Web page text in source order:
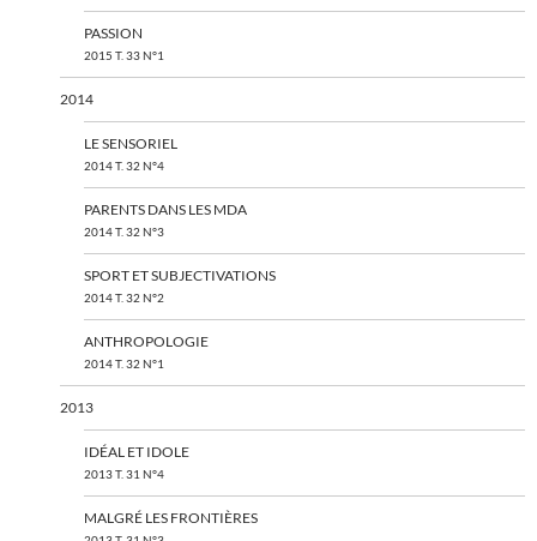
PASSION
2015 T. 33 N°1
2014
LE SENSORIEL
2014 T. 32 N°4
PARENTS DANS LES MDA
2014 T. 32 N°3
SPORT ET SUBJECTIVATIONS
2014 T. 32 N°2
ANTHROPOLOGIE
2014 T. 32 N°1
2013
IDÉAL ET IDOLE
2013 T. 31 N°4
MALGRÉ LES FRONTIÈRES